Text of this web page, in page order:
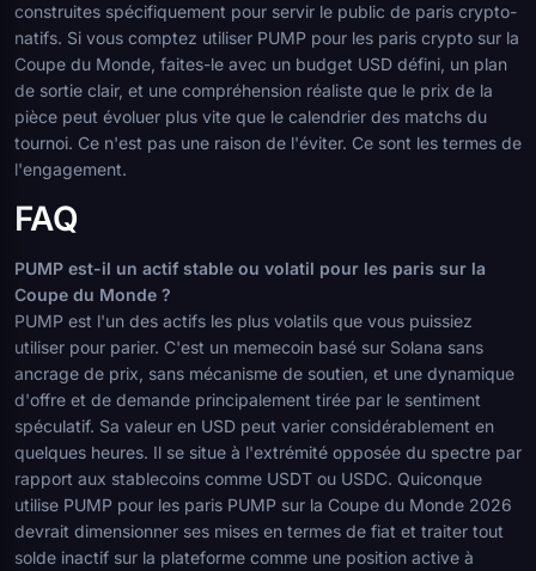
construites spécifiquement pour servir le public de paris crypto-
natifs. Si vous comptez utiliser PUMP pour les paris crypto sur la
Coupe du Monde, faites-le avec un budget USD défini, un plan
de sortie clair, et une compréhension réaliste que le prix de la
pièce peut évoluer plus vite que le calendrier des matchs du
tournoi. Ce n'est pas une raison de l'éviter. Ce sont les termes de
l'engagement.
FAQ
PUMP est-il un actif stable ou volatil pour les paris sur la
Coupe du Monde ?
PUMP est l'un des actifs les plus volatils que vous puissiez
utiliser pour parier. C'est un memecoin basé sur Solana sans
ancrage de prix, sans mécanisme de soutien, et une dynamique
d'offre et de demande principalement tirée par le sentiment
spéculatif. Sa valeur en USD peut varier considérablement en
quelques heures. Il se situe à l'extrémité opposée du spectre par
rapport aux stablecoins comme USDT ou USDC. Quiconque
utilise PUMP pour les paris PUMP sur la Coupe du Monde 2026
devrait dimensionner ses mises en termes de fiat et traiter tout
solde inactif sur la plateforme comme une position active à